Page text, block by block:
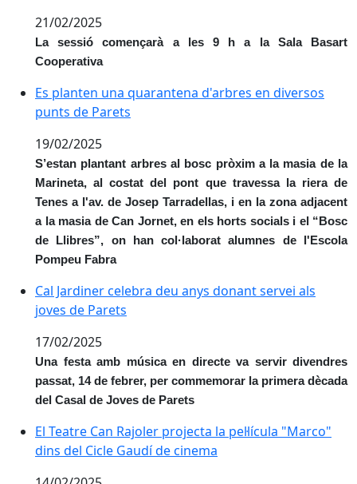
21/02/2025
La sessió començarà a les 9 h a la Sala Basart
Cooperativa
Es planten una quarantena d'arbres en diversos
Es planten una quarantena d'arbres en diversos
punts de Parets
19/02/2025
S’estan plantant arbres al bosc pròxim a la masia de la
Marineta, al costat del pont que travessa la riera de
Tenes a l'av. de Josep Tarradellas, i en la zona adjacent
a la masia de Can Jornet, en els horts socials i el “Bosc
de Llibres”, on han col·laborat alumnes de l'Escola
Pompeu Fabra
Cal Jardiner celebra deu anys donant servei als joves
Cal Jardiner celebra deu anys donant servei als
joves de Parets
17/02/2025
Una festa amb música en directe va servir divendres
passat, 14 de febrer, per commemorar la primera dècada
del Casal de Joves de Parets
El Teatre Can Rajoler projecta la pel·lícula "Marco"
El Teatre Can Rajoler projecta la pel·lícula "Marco"
dins del Cicle Gaudí de cinema